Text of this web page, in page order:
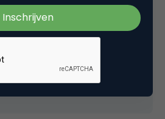
filmpje insturen.
niet meer gaat om hun
11:34